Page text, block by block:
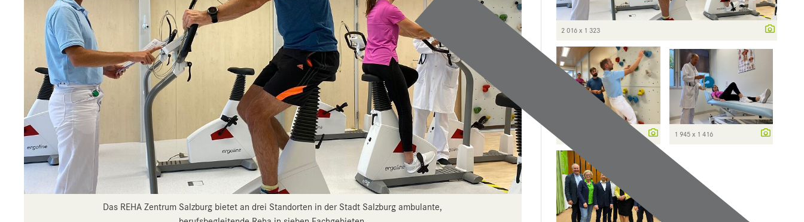
Das REHA Zentrum Salzburg bietet an drei Standorten in der Stadt Salzburg ambulante,
2 016 x 1 323
1 945 x 1 416